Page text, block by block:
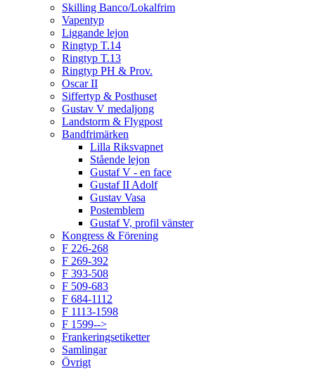
Skilling Banco/Lokalfrim
Vapentyp
Liggande lejon
Ringtyp T.14
Ringtyp T.13
Ringtyp PH & Prov.
Oscar II
Siffertyp & Posthuset
Gustav V medaljong
Landstorm & Flygpost
Bandfrimärken
Lilla Riksvapnet
Stående lejon
Gustaf V - en face
Gustaf II Adolf
Gustav Vasa
Postemblem
Gustaf V, profil vänster
Kongress & Förening
F 226-268
F 269-392
F 393-508
F 509-683
F 684-1112
F 1113-1598
F 1599-->
Frankeringsetiketter
Samlingar
Övrigt